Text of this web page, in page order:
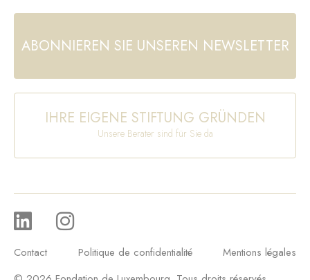
ABONNIEREN SIE UNSEREN NEWSLETTER
IHRE EIGENE STIFTUNG GRÜNDEN
Unsere Berater sind für Sie da
Contact Politique de confidentialité
Mentions légales